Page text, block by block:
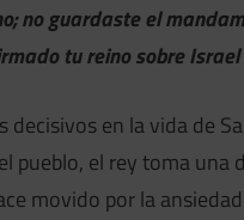
no guardaste el
tu reino sobre
en la vida de
pueblo, el rey toma una
movido por la